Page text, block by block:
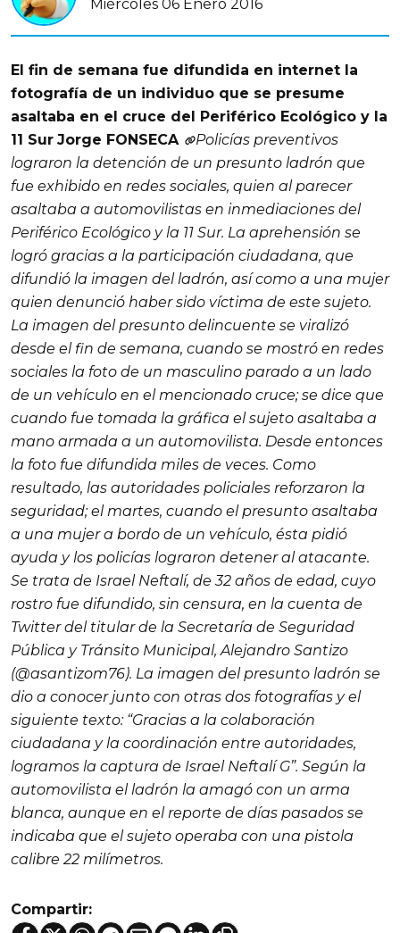
Miércoles 06 Enero 2016
El fin de semana fue difundida en internet la
fotografía de un individuo que se presume
asaltaba en el cruce del Periférico Ecológico y la
11 Sur Jorge FONSECA
Policías preventivos
lograron la detención de un presunto ladrón que
fue exhibido en redes sociales, quien al parecer
asaltaba a automovilistas en inmediaciones del
Periférico Ecológico y la 11 Sur. La aprehensión se
logró gracias a la participación ciudadana, que
difundió la imagen del ladrón, así como a una mujer
quien denunció haber sido víctima de este sujeto.
La imagen del presunto delincuente se viralizó
desde el fin de semana, cuando se mostró en redes
sociales la foto de un masculino parado a un lado
de un vehículo en el mencionado cruce; se dice que
cuando fue tomada la gráfica el sujeto asaltaba a
mano armada a un automovilista. Desde entonces
la foto fue difundida miles de veces. Como
resultado, las autoridades policiales reforzaron la
seguridad; el martes, cuando el presunto asaltaba
a una mujer a bordo de un vehículo, ésta pidió
ayuda y los policías lograron detener al atacante.
Se trata de Israel Neftalí, de 32 años de edad, cuyo
rostro fue difundido, sin censura, en la cuenta de
Twitter del titular de la Secretaría de Seguridad
Pública y Tránsito Municipal, Alejandro Santizo
(@asantizom76). La imagen del presunto ladrón se
dio a conocer junto con otras dos fotografías y el
siguiente texto: “Gracias a la colaboración
ciudadana y la coordinación entre autoridades,
logramos la captura de Israel Neftalí G”. Según la
automovilista el ladrón la amagó con un arma
blanca, aunque en el reporte de días pasados se
indicaba que el sujeto operaba con una pistola
calibre 22 milímetros.
Compartir: